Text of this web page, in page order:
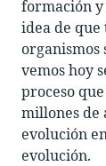
formación
idea de que
vemos hoy
proceso
millones de
evolución
evolución.